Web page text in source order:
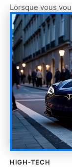
Lorsque vous
HIGH-TECH